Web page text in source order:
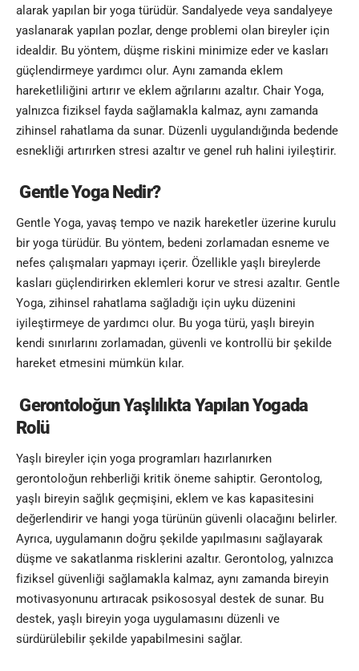
alarak yapılan bir yoga türüdür. Sandalyede veya sandalyeye
yaslanarak yapılan pozlar, denge problemi olan bireyler için
idealdir. Bu yöntem, düşme riskini minimize eder ve kasları
güçlendirmeye yardımcı olur. Aynı zamanda eklem
hareketliliğini artırır ve eklem ağrılarını azaltır. Chair Yoga,
yalnızca fiziksel fayda sağlamakla kalmaz, aynı zamanda
zihinsel rahatlama da sunar. Düzenli uygulandığında bedende
esnekliği artırırken stresi azaltır ve genel ruh halini iyileştirir.
Gentle Yoga Nedir?
Gentle Yoga, yavaş tempo ve nazik hareketler üzerine kurulu
bir yoga türüdür. Bu yöntem, bedeni zorlamadan esneme ve
nefes çalışmaları yapmayı içerir. Özellikle yaşlı bireylerde
kasları güçlendirirken eklemleri korur ve stresi azaltır. Gentle
Yoga, zihinsel rahatlama sağladığı için uyku düzenini
iyileştirmeye de yardımcı olur. Bu yoga türü, yaşlı bireyin
kendi sınırlarını zorlamadan, güvenli ve kontrollü bir şekilde
hareket etmesini mümkün kılar.
Gerontoloğun Yaşlılıkta Yapılan Yogada
Rolü
Yaşlı bireyler için yoga programları hazırlanırken
gerontoloğun rehberliği kritik öneme sahiptir. Gerontolog,
yaşlı bireyin sağlık geçmişini, eklem ve kas kapasitesini
değerlendirir ve hangi yoga türünün güvenli olacağını belirler.
Ayrıca, uygulamanın doğru şekilde yapılmasını sağlayarak
düşme ve sakatlanma risklerini azaltır. Gerontolog, yalnızca
fiziksel güvenliği sağlamakla kalmaz, aynı zamanda bireyin
motivasyonunu artıracak psikososyal destek de sunar. Bu
destek, yaşlı bireyin yoga uygulamasını düzenli ve
sürdürülebilir şekilde yapabilmesini sağlar.